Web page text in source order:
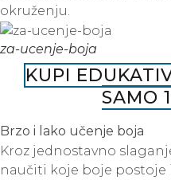
okruženju.
za-ucenje-boja
KUPI
SAMO
Brzo i lako učenje boja
Kroz jednostavno
naučiti koje boje postoje